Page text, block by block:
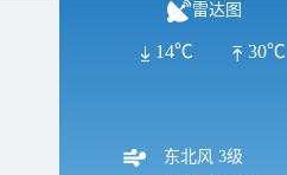
雷达图
30℃
14℃
东北风 3级